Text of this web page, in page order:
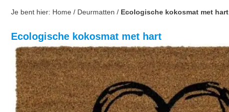
Je bent hier: Home / Deurmatten / Ecologische kokosmat met hart
Ecologische kokosmat met hart